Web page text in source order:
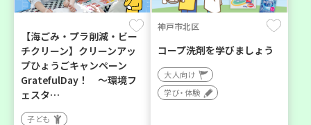
【海ごみ・プラ削減・ビー
チクリーン】クリーンアッ
プひょうごキャンペーン
GratefulDay！ ～環境フ
ェスタ…
子ども
神戸市北区
コープ洗剤を学びましょう
大人向け
学び・体験